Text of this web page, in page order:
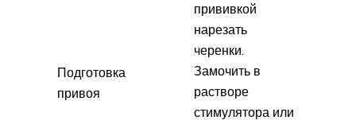
Подготовка
привоя
прививкой
нарезать
черенки.
Замочить в
растворе
стимулятора или